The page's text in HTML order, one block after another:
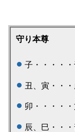
守り本尊
子・・・・
丑、寅・・
卯・・・・
辰、巳・・